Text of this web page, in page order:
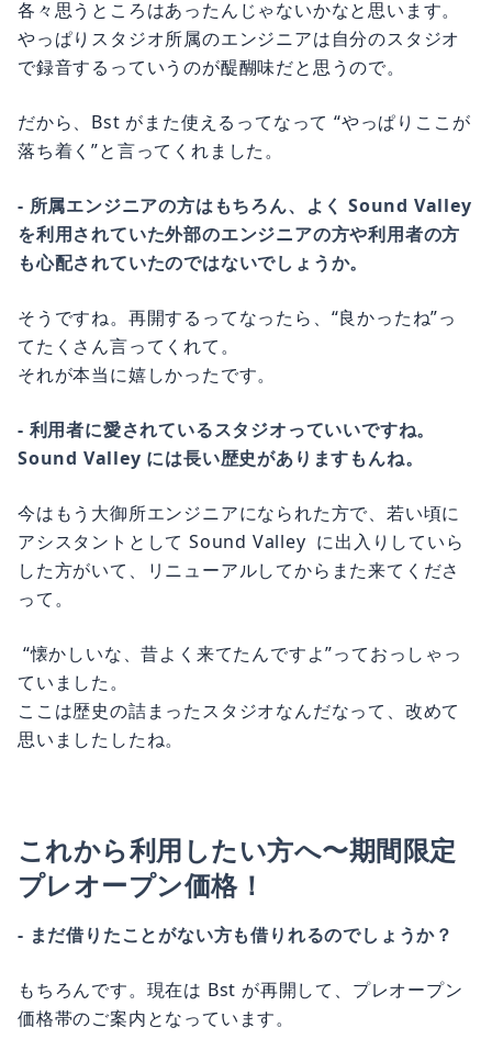
各々思うところはあったんじゃないかなと思います。
やっぱりスタジオ所属のエンジニアは自分のスタジオ
で録音するっていうのが醍醐味だと思うので。
だから、Bst がまた使えるってなって “やっぱりここが
落ち着く”と言ってくれました。
- 所属エンジニアの方はもちろん、よく Sound Valley
を利用されていた外部のエンジニアの方や利用者の方
も心配されていたのではないでしょうか。
そうですね。再開するってなったら、“良かったね”っ
てたくさん言ってくれて。
それが本当に嬉しかったです。
- 利用者に愛されているスタジオっていいですね。
Sound Valley には長い歴史がありますもんね。
今はもう大御所エンジニアになられた方で、若い頃に
アシスタントとして Sound Valley に出入りしていら
した方がいて、リニューアルしてからまた来てくださ
って。
“懐かしいな、昔よく来てたんですよ”っておっしゃっ
ていました。
ここは歴史の詰まったスタジオなんだなって、改めて
思いましたしたね。
これから利用したい方へ〜期間限定
プレオープン価格！
- まだ借りたことがない方も借りれるのでしょうか？
もちろんです。現在は Bst が再開して、プレオープン
価格帯のご案内となっています。